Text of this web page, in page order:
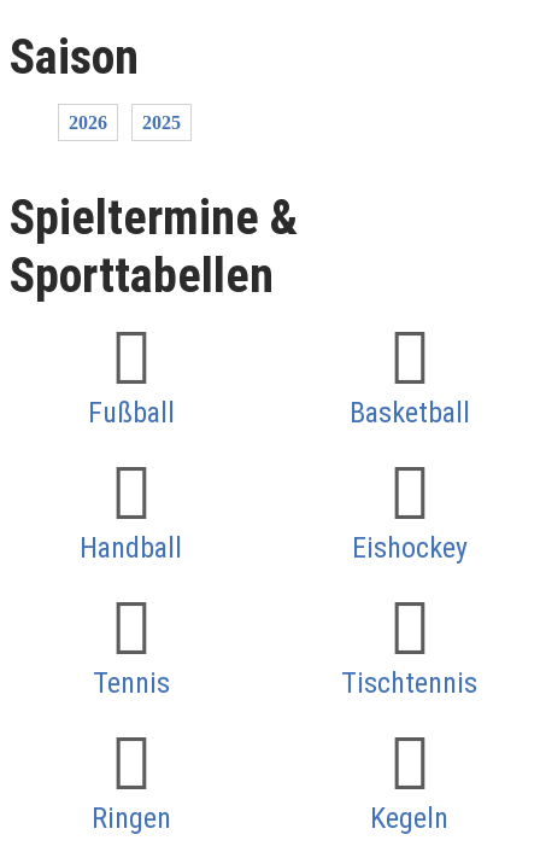
Saison
2026 2025
Spieltermine &
Sporttabellen
Fußball Basketball
Handball Eishockey
Tennis Tischtennis
Ringen Kegeln